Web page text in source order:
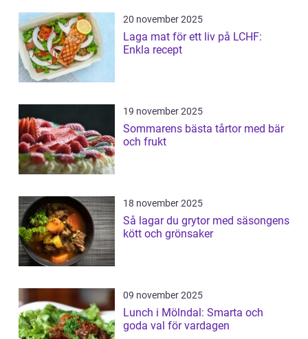
20 november 2025
Laga mat för ett liv på LCHF:
Enkla recept
19 november 2025
Sommarens bästa tårtor med bär
och frukt
18 november 2025
Så lagar du grytor med säsongens
kött och grönsaker
09 november 2025
Lunch i Mölndal: Smarta och
goda val för vardagen